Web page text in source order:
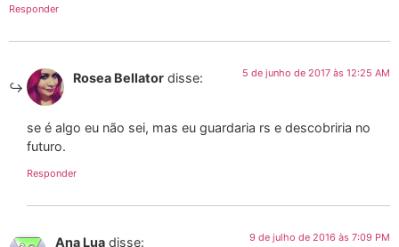
Responder
Rosea Bellator disse: 5 de junho de 2017 às 12:25 AM
se é algo eu não sei, mas eu guardaria rs e descobriria no
futuro.
Responder
Ana Lua disse: 9 de julho de 2016 às 7:09 PM